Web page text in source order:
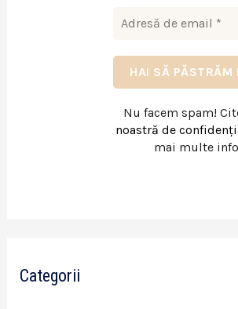
Nu facem spam!
noastră de
mai multe
Categorii